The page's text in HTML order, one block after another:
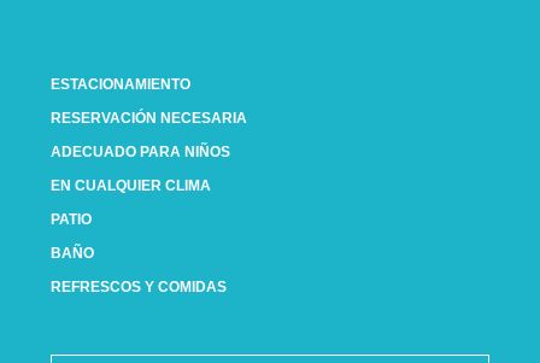
ESTACIONAMIENTO
RESERVACIÓN NECESARIA
ADECUADO PARA NIÑOS
EN CUALQUIER CLIMA
PATIO
BAÑO
REFRESCOS Y COMIDAS